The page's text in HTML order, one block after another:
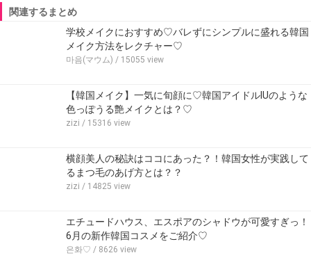
関連するまとめ
学校メイクにおすすめ♡バレずにシンプルに盛れる韓国
メイク方法をレクチャー♡
마음(マウム) / 15055 view
【韓国メイク】一気に旬顔に♡韓国アイドルIUのような
色っぽうる艶メイクとは？♡
zizi / 15316 view
横顔美人の秘訣はココにあった？！韓国女性が実践して
るまつ毛のあげ方とは？？
zizi / 14825 view
エチュードハウス、エスポアのシャドウが可愛すぎっ！
6月の新作韓国コスメをご紹介♡
은화♡ / 8626 view